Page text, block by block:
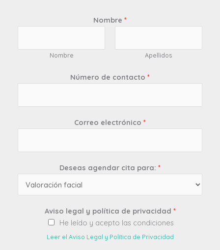
Nombre *
Nombre Apellidos
Número de contacto *
Correo electrónico *
Deseas agendar cita para: *
Aviso legal y política de privacidad *
He leído y acepto las condiciones
Leer el Aviso Legal y Política de Privacidad